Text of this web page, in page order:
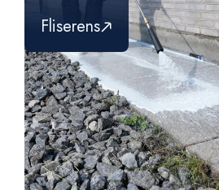
Fliserens